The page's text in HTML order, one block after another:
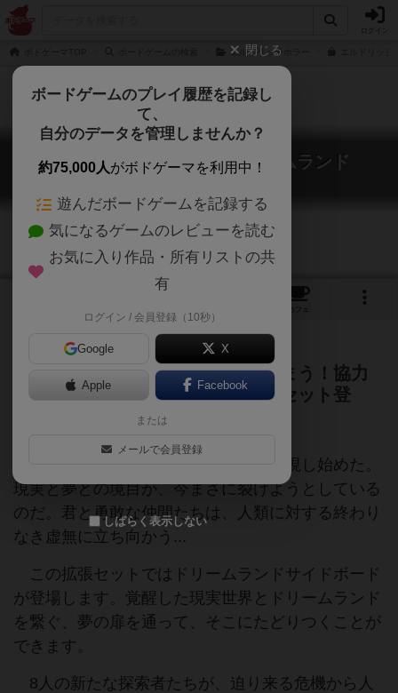
エルドリッチホラー
エルドリッチホラー：ドリームランド
Eldritch Horror: The Dreamlands
カフェ
夢の世界と現実世界が合体してしまう！協力
型クトゥルフゲーム、待望の拡張セット登
現実の世界にはありえないものが出現し始めた。
現実と夢との境目が、今まさに裂けようとしている
のだ。君と勇敢な仲間たちは、人類に対する終わり
なき虚無に立ち向かう...
この拡張セットではドリームランドサイドボード
が登場します。覚醒した現実世界とドリームランド
を繋ぐ、夢の扉を通って、そこにたどりつくことが
できます。
8人の新たな探索者たちが、迫り来る危機から人
閉じる
ボードゲームのプレイ履歴を記録し
て、
自分のデータを管理しませんか？
約75,000人がボドゲーマを利用中！
遊んだボードゲームを記録する
気になるゲームのレビューを読む
お気に入り作品・所有リストの共
有
ログイン / 会員登録（10秒）
Google X
Apple Facebook
または
メールで会員登録
しばらく表示しない